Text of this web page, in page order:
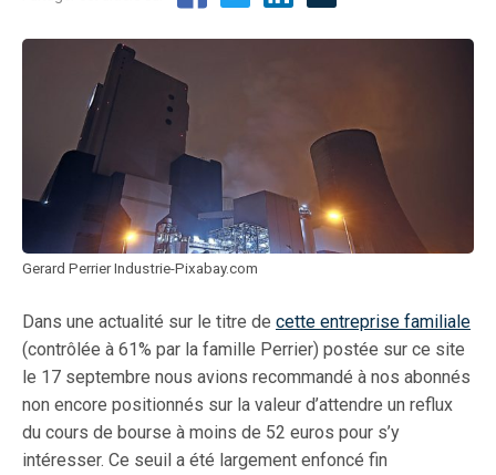
Gerard Perrier Industrie-Pixabay.com
Dans une actualité sur le titre de cette entreprise familiale
(contrôlée à 61% par la famille Perrier) postée sur ce site
le 17 septembre nous avions recommandé à nos abonnés
non encore positionnés sur la valeur d’attendre un reflux
du cours de bourse à moins de 52 euros pour s’y
intéresser. Ce seuil a été largement enfoncé fin